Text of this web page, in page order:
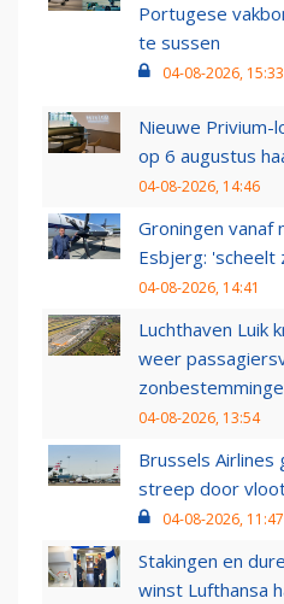
Portugese
te sussen
04-08-2026, 15:33
Nieuwe Privium-
op 6 augustus
04-08-2026, 14:46
Groningen vanaf
Esbjerg: 'scheelt
04-08-2026, 14:41
Luchthaven Luik
weer
04-08-2026, 13:54
Brussels
streep door
04-08-2026, 11:47
Stakingen en
winst Lufthansa